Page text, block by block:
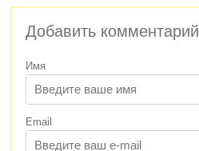
Добавить комментарий
Имя
Email